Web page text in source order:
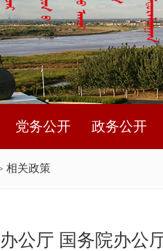
党务公开 政务公开
相关政策
公厅 国务院办公